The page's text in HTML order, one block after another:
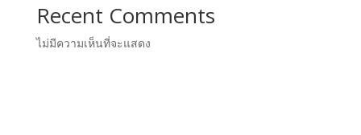
Recent Comments
ไม่มีความเห็นที่จะแสดง